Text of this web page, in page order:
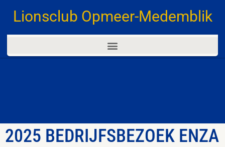
Lionsclub Opmeer-Medemblik
2025 BEDRIJFSBEZOEK ENZA